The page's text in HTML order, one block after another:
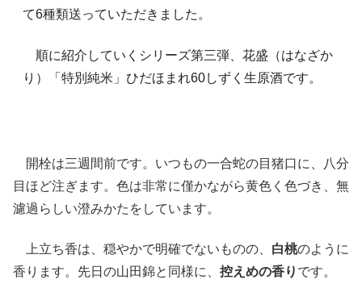
て6種類送っていただきました。
順に紹介していくシリーズ第三弾、花盛（はなざか
り）「特別純米」ひだほまれ60しずく生原酒です。
開栓は三週間前です。いつもの一合蛇の目猪口に、八分
目ほど注ぎます。色は非常に僅かながら黄色く色づき、無
濾過らしい澄みかたをしています。
上立ち香は、穏やかで明確でないものの、 白桃のように
香ります。先日の山田錦と同様に、 控えめの香り です。